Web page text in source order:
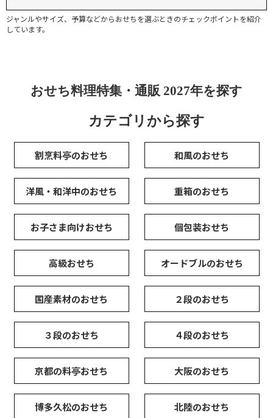
ジャンルやサイズ、予算などからおせちを選ぶときのチェックポイントを紹介
しています。
おせち料理特集・通販 2027年を探す
カテゴリから探す
割烹料亭のおせち 和風のおせち
洋風・和洋中のおせち 重箱のおせち
お子さま向けおせち 個包装おせち
高級おせち オードブルのおせち
国産素材のおせち ２段のおせち
３段のおせち ４段のおせち
京都の料亭おせち 大阪のおせち
博多久松のおせち 北陸のおせち